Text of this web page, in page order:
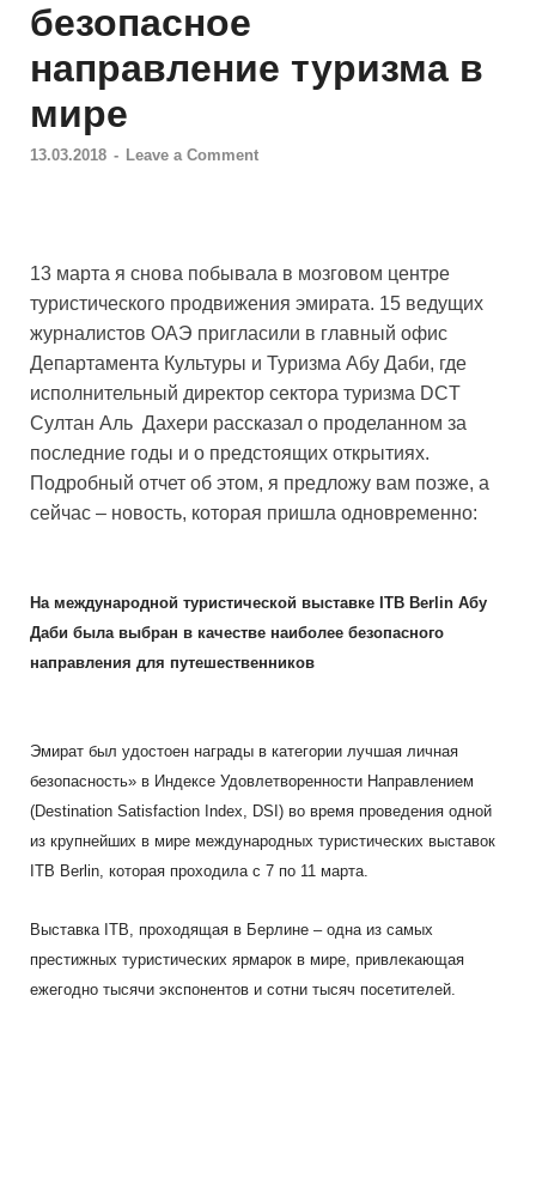
безопасное
направление туризма в
мире
13.03.2018 - Leave a Comment
13 марта я снова побывала в мозговом центре
туристического продвижения эмирата. 15 ведущих
журналистов ОАЭ пригласили в главный офис
Департамента Культуры и Туризма Абу Даби, где
исполнительный директор сектора туризма DCT
Султан Аль Дахери рассказал о проделанном за
последние годы и о предстоящих открытиях.
Подробный отчет об этом, я предложу вам позже, а
сейчас – новость, которая пришла одновременно:
На международной туристической выставке ITB Berlin Абу
Даби была выбран в качестве наиболее безопасного
направления для путешественников
Эмират был удостоен награды в категории лучшая личная
безопасность» в Индексе Удовлетворенности Направлением
(Destination Satisfaction Index, DSI ) во время проведения одной
из крупнейших в мире международных туристических выставок
ITB Berlin, которая проходила с 7 по 11 марта.
Выставка ITB, проходящая в Берлине – одна из самых
престижных туристических ярмарок в мире, привлекающая
ежегодно тысячи экспонентов и сотни тысяч посетителей.